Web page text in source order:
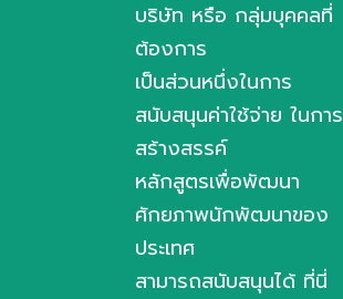
บริษัท หรือ กลุ่มบุคคลที่
ต้องการ
เป็นส่วนหนึ่งในการ
สนับสนุนค่าใช้จ่าย ในการ
สร้างสรรค์
หลักสูตรเพื่อพัฒนา
ศักยภาพนักพัฒนาของ
ประเทศ
สามารถสนับสนุนได้ ที่นี่